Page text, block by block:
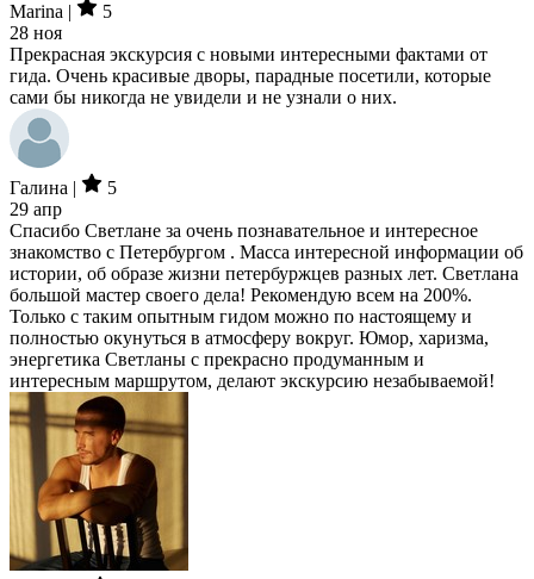
Marina |
5
28 ноя
Прекрасная экскурсия с новыми интересными фактами от
гида. Очень красивые дворы, парадные посетили, которые
сами бы никогда не увидели и не узнали о них.
Галина |
5
29 апр
Спасибо Светлане за очень познавательное и интересное
знакомство с Петербургом . Масса интересной информации об
истории, об образе жизни петербуржцев разных лет. Светлана
большой мастер своего дела! Рекомендую всем на 200%.
Только с таким опытным гидом можно по настоящему и
полностью окунуться в атмосферу вокруг. Юмор, харизма,
энергетика Светланы с прекрасно продуманным и
интересным маршрутом, делают экскурсию незабываемой!